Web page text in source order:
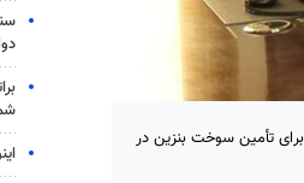
تأمین سوخت بنزین در
شمالی